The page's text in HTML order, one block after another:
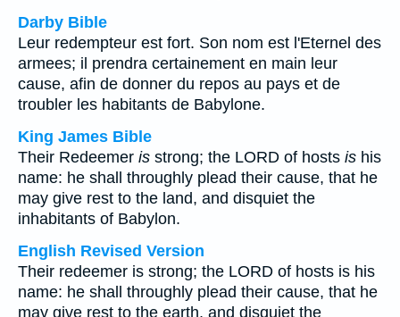
Darby Bible
Leur redempteur est fort. Son nom est l'Eternel des
armees; il prendra certainement en main leur
cause, afin de donner du repos au pays et de
troubler les habitants de Babylone.
King James Bible
Their Redeemer is strong; the LORD of hosts is his
name: he shall throughly plead their cause, that he
may give rest to the land, and disquiet the
inhabitants of Babylon.
English Revised Version
Their redeemer is strong; the LORD of hosts is his
name: he shall throughly plead their cause, that he
may give rest to the earth, and disquiet the